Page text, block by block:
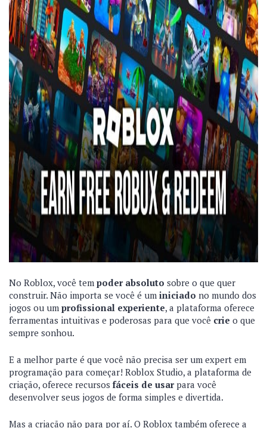
No Roblox, você tem poder absoluto sobre o que quer
construir. Não importa se você é um iniciado no mundo dos
jogos ou um profissional experiente, a plataforma oferece
ferramentas intuitivas e poderosas para que você crie o que
sempre sonhou.
E a melhor parte é que você não precisa ser um expert em
programação para começar! Roblox Studio, a plataforma de
criação, oferece recursos fáceis de usarpara você
desenvolver seus jogos de forma simples e divertida.
Mas a criação não para por aí. O Roblox também oferece a